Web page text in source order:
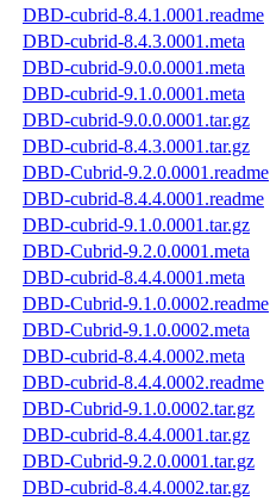
DBD-cubrid-8.4.1.0001.readme
DBD-cubrid-8.4.3.0001.meta
DBD-cubrid-9.0.0.0001.meta
DBD-cubrid-9.1.0.0001.meta
DBD-cubrid-9.0.0.0001.tar.gz
DBD-cubrid-8.4.3.0001.tar.gz
DBD-Cubrid-9.2.0.0001.readme
DBD-cubrid-8.4.4.0001.readme
DBD-cubrid-9.1.0.0001.tar.gz
DBD-Cubrid-9.2.0.0001.meta
DBD-cubrid-8.4.4.0001.meta
DBD-Cubrid-9.1.0.0002.readme
DBD-Cubrid-9.1.0.0002.meta
DBD-cubrid-8.4.4.0002.meta
DBD-cubrid-8.4.4.0002.readme
DBD-Cubrid-9.1.0.0002.tar.gz
DBD-cubrid-8.4.4.0001.tar.gz
DBD-Cubrid-9.2.0.0001.tar.gz
DBD-cubrid-8.4.4.0002.tar.gz